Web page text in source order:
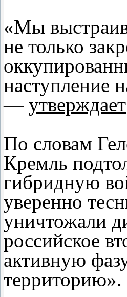
«Мы
не только
наступление
— утверждает
По словам
Кремль
гибридную
уверенно
уничтожали
российское
активную
территорию».